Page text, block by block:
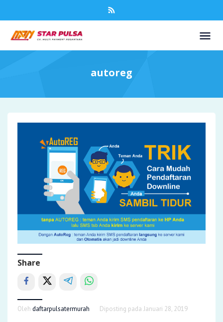
autoreg
Share
Oleh daftarpulsatermurah Diposting pada Januari 28, 2019